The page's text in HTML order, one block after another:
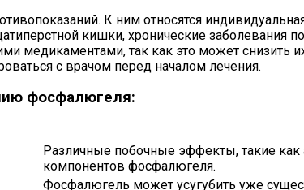
К ним относятся
кишки, хронические заболевания
медикаментами, так как это может
с врачом перед началом лечения.
фосфалюгеля:
Различные побочные эффекты, такие как
компонентов фосфалюгеля.
Фосфалюгель может усугубить уже